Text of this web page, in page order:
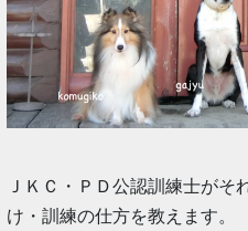
ＪＫＣ・ＰＤ公認訓練士がそ
け・訓練の仕方を教えます。